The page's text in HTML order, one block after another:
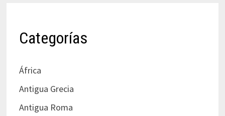
Categorías
África
Antigua Grecia
Antigua Roma